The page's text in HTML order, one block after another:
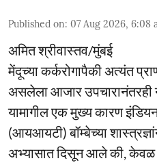
Published on: 07 Aug 2026, 6:08
अमित श्रीवास्तव/मुंबई
मेंदूच्या कर्करोगापैकी अत्यंत
असलेला आजार उपचारानंतरही
यामागील एक मुख्य कारण
(आयआयटी) बॉम्बेच्या
अभ्यासात दिसून आले की, केवळ